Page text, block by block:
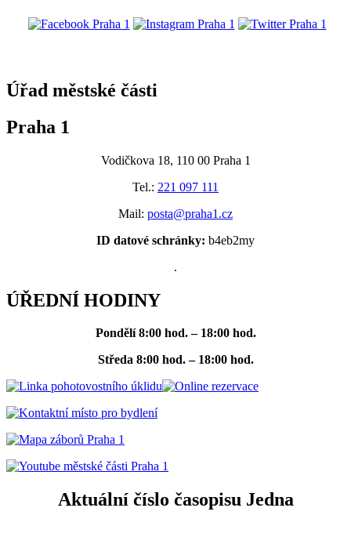
Úřad městské části
Praha 1
Vodičkova 18, 110 00 Praha 1
Tel.: 221 097 111
Mail: posta@praha1.cz
ID datové schránky: b4eb2my
.
ÚŘEDNÍ HODINY
Pondělí 8:00 hod. – 18:00 hod.
Středa 8:00 hod. – 18:00 hod.
Aktuální číslo časopisu Jedna